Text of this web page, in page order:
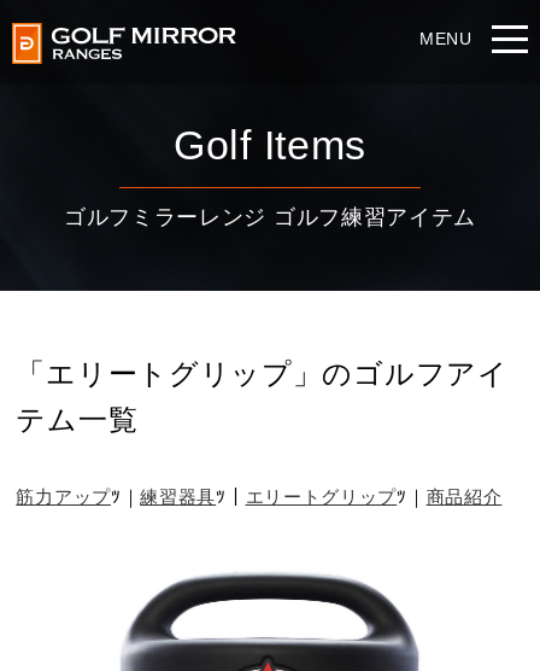
Golf Items
ゴルフミラーレンジ ゴルフ練習アイテム
「エリートグリップ」のゴルフアイ
テム一覧
筋力アップ 練習器具 エリートグリップ 商品紹介